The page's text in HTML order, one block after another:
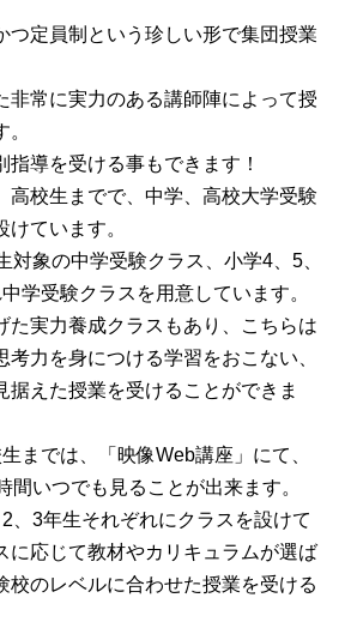
つ定員制という珍しい形で集団授業
非常に実力のある講師陣によって授
指導を受ける事もできます！
高校生までで、中学、高校大学受験
ています。
対象の中学受験クラス、小学4、5、
学受験クラスを用意しています。
た実力養成クラスもあり、こちらは
考力を身につける学習をおこない、
据えた授業を受けることができま
までは、「映像Web講座」にて、
間いつでも見ることが出来ます。
、3年生それぞれにクラスを設けて
に応じて教材やカリキュラムが選ば
校のレベルに合わせた授業を受ける